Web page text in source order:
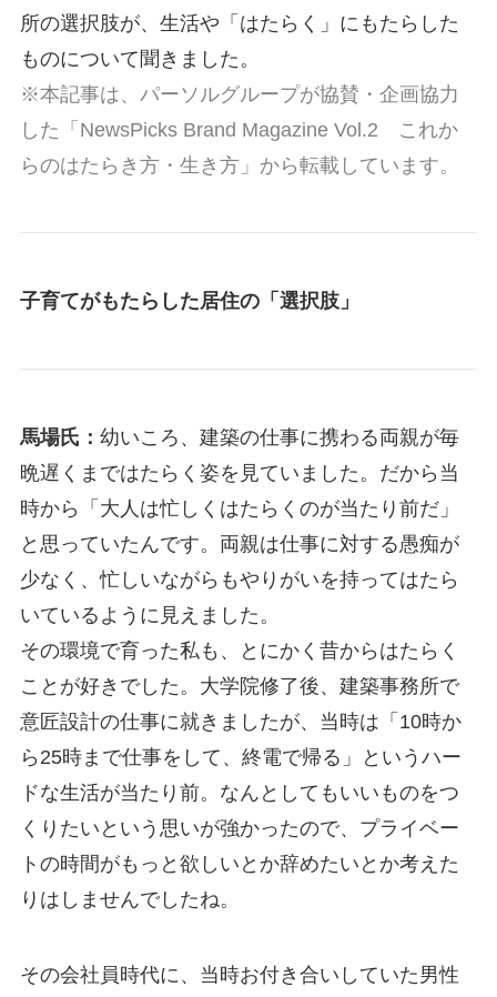
所の選択肢が、生活や「はたらく」にもたらした
ものについて聞きました。
※本記事は、パーソルグループが協賛・企画協力
した「NewsPicks Brand Magazine Vol.2 これか
らのはたらき方・生き方」から転載しています。
子育てがもたらした居住の「選択肢」
馬場氏： 幼いころ、建築の仕事に携わる両親が毎
晩遅くまではたらく姿を見ていました。だから当
時から「大人は忙しくはたらくのが当たり前だ」
と思っていたんです。両親は仕事に対する愚痴が
少なく、忙しいながらもやりがいを持ってはたら
いているように見えました。
その環境で育った私も、とにかく昔からはたらく
ことが好きでした。大学院修了後、建築事務所で
意匠設計の仕事に就きましたが、当時は「10時か
ら25時まで仕事をして、終電で帰る」というハー
ドな生活が当たり前。なんとしてもいいものをつ
くりたいという思いが強かったので、プライベー
トの時間がもっと欲しいとか辞めたいとか考えた
りはしませんでしたね。
その会社員時代に、当時お付き合いしていた男性